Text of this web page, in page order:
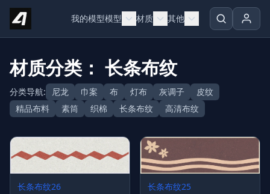
Skip to content
我的模型模型 材质 其他
材质分类： 长条布纹
分类导航: 尼龙 巾案 布 灯布 灰调子
皮纹
精品布料
素筒 织棉 长条布纹 高清布纹
长条布纹26 长条布纹25